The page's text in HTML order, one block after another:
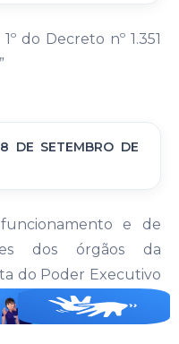
do Decreto nº 1.351
DE SETEMBRO DE
e de
dos órgãos da
do Poder Executivo